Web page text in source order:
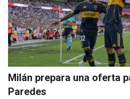
Milán prepara una oferta
Paredes